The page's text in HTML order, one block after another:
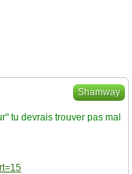
Shamway
tu devrais trouver pas mal